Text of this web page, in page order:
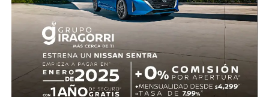
Antes del descanso, el arquero Luis Ángel “Tala” Rangel
evitó el descuento con una gran atajada, manteniendo la
ventaja para el conjunto tricolor.
En la segunda mitad, Ecuador adelantó líneas y buscó
reaccionar con cambios ofensivos, pero careció de